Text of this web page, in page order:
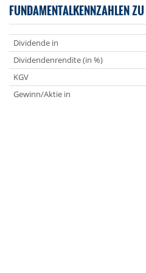
FUNDAMENTALKENNZAHLEN
Dividende in
Dividendenrendite (in %)
KGV
Gewinn/Aktie in